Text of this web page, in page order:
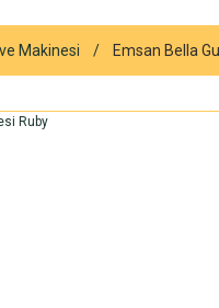
Makinesi Emsan Bella